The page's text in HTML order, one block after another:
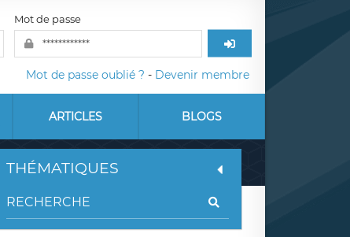
Mot de passe
Mot de passe oublié ? - Devenir membre
ARTICLES BLOGS
THÉMATIQUES